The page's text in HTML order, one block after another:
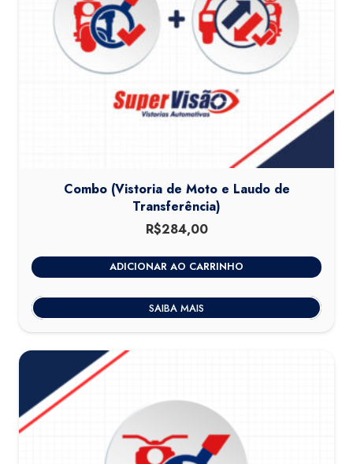
Combo (Vistoria de Moto e Laudo de
Transferência)
R$284,00
ADICIONAR AO CARRINHO
SAIBA MAIS